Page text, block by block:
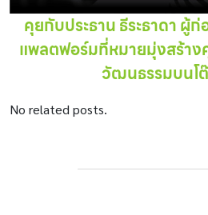
คุยกับประธาน ธีระธาดา ผู้
แพลตฟอร์มที่หมายมุ่งสร้า
วัฒนธรรมบนโต๊
No related posts.